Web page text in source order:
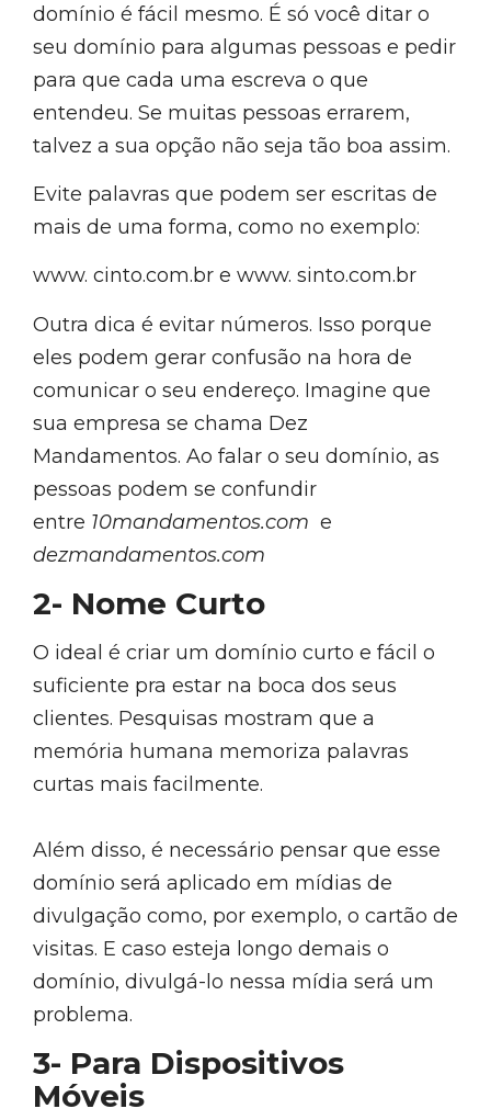
domínio é fácil mesmo. É só você ditar o
seu domínio para algumas pessoas e pedir
para que cada uma escreva o que
entendeu. Se muitas pessoas errarem,
talvez a sua opção não seja tão boa assim.
Evite palavras que podem ser escritas de
mais de uma forma, como no exemplo:
www. cinto.com.br e www. sinto.com.br
Outra dica é evitar números. Isso porque
eles podem gerar confusão na hora de
comunicar o seu endereço. Imagine que
sua empresa se chama Dez
Mandamentos. Ao falar o seu domínio, as
pessoas podem se confundir
entre 10mandamentos.com e
dezmandamentos.com
2- Nome Curto
O ideal é criar um domínio curto e fácil o
suficiente pra estar na boca dos seus
clientes. Pesquisas mostram que a
memória humana memoriza palavras
curtas mais facilmente.
Além disso, é necessário pensar que esse
domínio será aplicado em mídias de
divulgação como, por exemplo, o cartão de
visitas. E caso esteja longo demais o
domínio, divulgá-lo nessa mídia será um
problema.
3- Para Dispositivos
Móveis